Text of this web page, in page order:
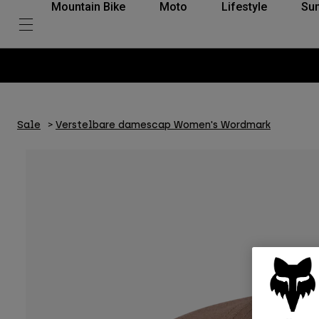
Mountain Bike Moto Lifestyle
Sale Verstelbare damescap Women's Wordmark